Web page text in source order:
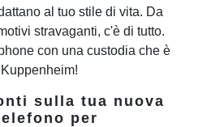
al tuo stile di vita. Da
stravaganti, c'è di tutto.
con una custodia che è
sulla tua nuova
per